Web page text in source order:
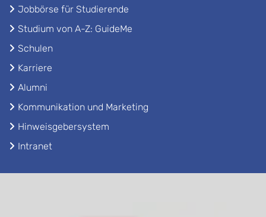
Jobbörse für Studierende
Studium von A-Z: GuideMe
Schulen
Karriere
Alumni
Kommunikation und Marketing
Hinweisgebersystem
Intranet